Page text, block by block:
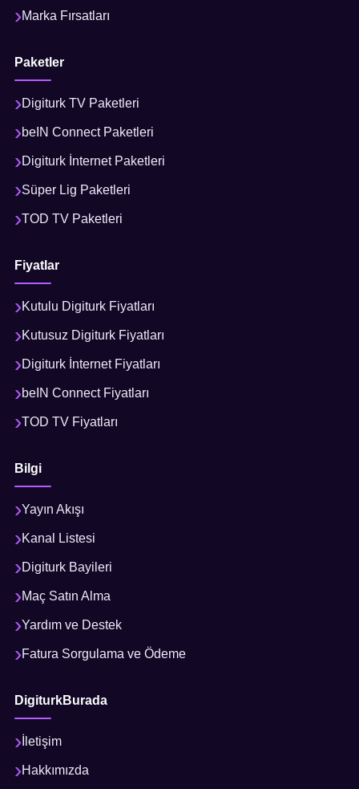
Marka Fırsatları
Paketler
Digiturk TV Paketleri
beIN Connect Paketleri
Digiturk İnternet Paketleri
Süper Lig Paketleri
TOD TV Paketleri
Fiyatlar
Kutulu Digiturk Fiyatları
Kutusuz Digiturk Fiyatları
Digiturk İnternet Fiyatları
beIN Connect Fiyatları
TOD TV Fiyatları
Bilgi
Yayın Akışı
Kanal Listesi
Digiturk Bayileri
Maç Satın Alma
Yardım ve Destek
Fatura Sorgulama ve Ödeme
DigiturkBurada
İletişim
Hakkımızda